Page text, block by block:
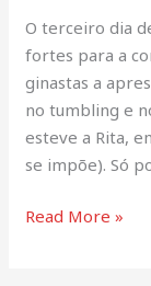
O terceiro dia
fortes para a
ginastas a
no tumbling e
esteve a Rita,
se impõe). Só
6
Read More »